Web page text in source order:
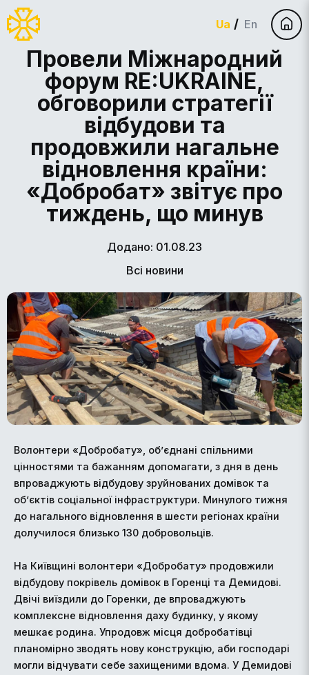
Ua En
Провели Міжнародний
форум RE:UKRAINE,
обговорили стратегії
відбудови та
продовжили нагальне
відновлення країни:
«Добробат» звітує про
тиждень, що минув
Додано: 01.08.23
Всі новини
Волонтери «Добробату», об’єднані спільними
цінностями та бажанням допомагати, з дня в день
впроваджують відбудову зруйнованих домівок та
об’єктів соціальної інфраструктури. Минулого тижня
до нагального відновлення в шести регіонах країни
долучилося близько 130 добровольців.
На Київщині волонтери «Добробату» продовжили
відбудову покрівель домівок в Горенці та Демидові.
Двічі виїздили до Горенки, де впроваджують
комплексне відновлення даху будинку, у якому
мешкає родина. Упродовж місця добробатівці
планомірно зводять нову конструкцію, аби господарі
могли відчувати себе захищеними вдома. У Демидові